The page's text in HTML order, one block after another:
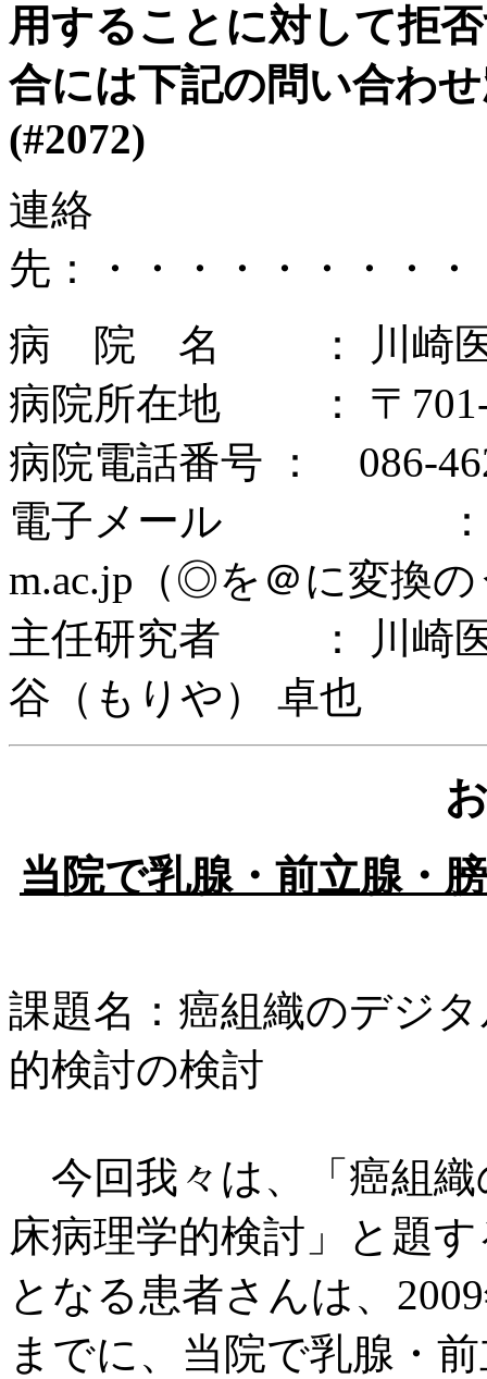
用することに対して拒
合には下記の問い合わ
(#2072)
連絡
先：・・・・・・・・
病 院 名 ： 川崎医
病院所在地 ： 〒701-
病院電話番号 ： 086-
電子メール ：
m.ac.jp（◎を＠に変換
主任研究者 ： 川崎
谷（もりや） 卓也
当院で乳腺・前立腺・
課題名：癌組織のデジ
的検討の検討
今回我々は、「癌組
床病理学的検討」と題
となる患者さんは、
までに、当院で乳腺・